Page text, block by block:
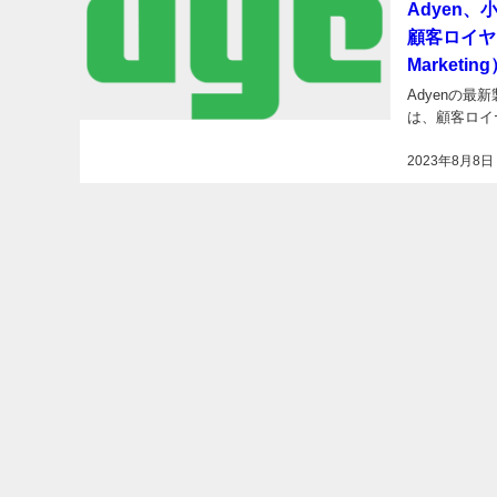
Adyen、
顧客ロイ
Marketing
2023年8月8日
Adyenの最新
は、顧客ロ